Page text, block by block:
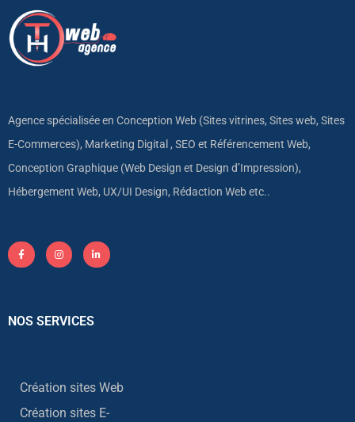
Agence spécialisée en Conception Web (Sites vitrines, Sites web, Sites
E-Commerces), Marketing Digital , SEO et Référencement Web,
Conception Graphique (Web Design et Design d’Impression),
Hébergement Web, UX/UI Design, Rédaction Web etc..
NOS SERVICES
Création sites Web
Création sites E-